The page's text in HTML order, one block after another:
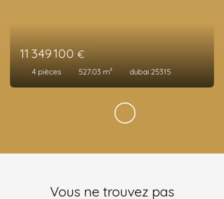
11 349 100 €
4 pièces 527.03 m² dubai 25315
Vous ne trouvez pas